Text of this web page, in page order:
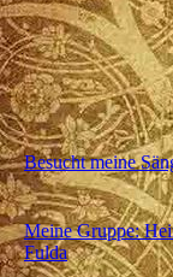
Besucht meine
Meine Gruppe:
Fulda